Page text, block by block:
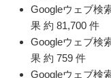
Googleウェブ検
果 約 81,700 件
Googleウェブ検
果 約 759 件
Googleウェブ検